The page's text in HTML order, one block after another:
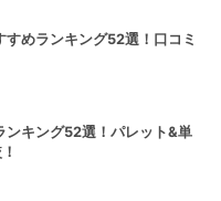
めランキング52選！口コミ
ンキング52選！パレット&単